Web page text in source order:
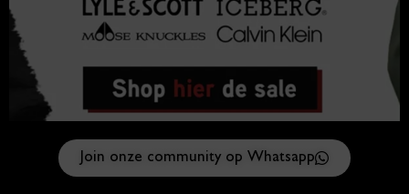
Join onze community op Whatsapp